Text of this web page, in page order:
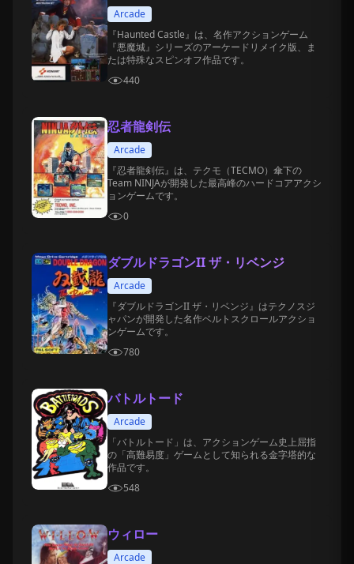
Arcade
『Haunted Castle』は、名作アクションゲーム
『悪魔城』シリーズのアーケードリメイク版、ま
たは特殊なスピンオフ作品です。
440
忍者龍剣伝
Arcade
『忍者龍剣伝』は、テクモ（TECMO）傘下の
Team NINJAが開発した最高峰のハードコアアクシ
ョンゲームです。
0
ダブルドラゴンII ザ・リベンジ
Arcade
『ダブルドラゴンII ザ・リベンジ』はテクノスジ
ャパンが開発した名作ベルトスクロールアクショ
ンゲームです。
780
バトルトード
Arcade
「バトルトード」は、アクションゲーム史上屈指
の「高難易度」ゲームとして知られる金字塔的な
作品です。
548
ウィロー
Arcade